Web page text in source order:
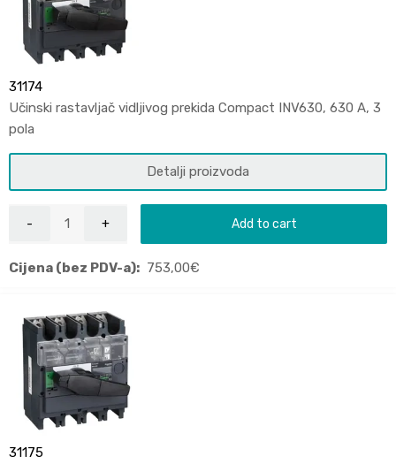
31174
Učinski rastavljač vidljivog prekida Compact INV630, 630 A, 3
pola
Detalji proizvoda
Add to cart
Cijena (bez PDV-a): 753,00€
31175